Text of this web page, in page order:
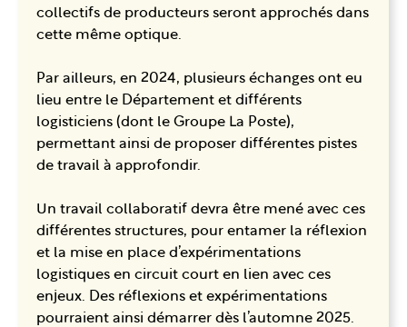
collectifs de producteurs seront approchés dans
cette même optique.
Par ailleurs, en 2024, plusieurs échanges ont eu
lieu entre le Département et différents
logisticiens (dont le Groupe La Poste),
permettant ainsi de proposer différentes pistes
de travail à approfondir.
Un travail collaboratif devra être mené avec ces
différentes structures, pour entamer la réflexion
et la mise en place d’expérimentations
logistiques en circuit court en lien avec ces
enjeux. Des réflexions et expérimentations
pourraient ainsi démarrer dès l’automne 2025.